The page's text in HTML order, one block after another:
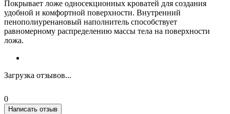
Покрывает ложе односекционных кроватей для создания
удобной и комфортной поверхности. Внутренний
пенополиуренановый наполнитель способствует
равномерному распределению массы тела на поверхности
ложа.
Загрузка отзывов...
0
Написать отзыв